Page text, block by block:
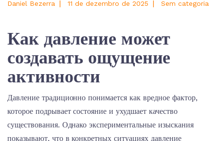
Daniel Bezerra | 11 de dezembro de 2025 | Sem categoria
Как давление может
создавать ощущение
активности
Давление традиционно понимается как вредное фактор,
которое подрывает состояние и ухудшает качество
существования. Однако экспериментальные изыскания
показывают, что в конкретных ситуациях давление